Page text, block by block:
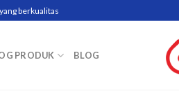
berkualitas
PRODUK BLOG